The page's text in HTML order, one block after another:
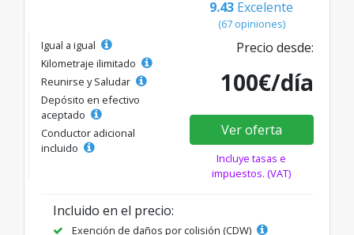
9.43 Excelente
(67 opiniones)
Igual a igual
Kilometraje ilimitado
Reunirse y Saludar
Depósito en efectivo
aceptado
Conductor adicional
incluido
Precio desde:
100€/día
Ver oferta
Incluye tasas e
impuestos. (VAT)
Incluido en el precio:
Exención de daños por colisión (CDW)